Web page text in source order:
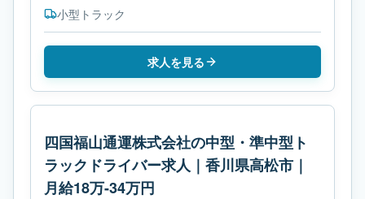
小型トラック
求人を見る
四国福山通運株式会社の中型・準中型ト
ラックドライバー求人｜香川県高松市｜
月給18万-34万円